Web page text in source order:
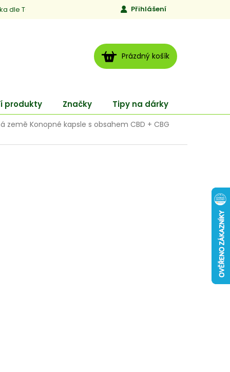
dle TCM Jen to, čemu věříme
Přihlášení
NÁKUPNÍ
KOŠÍK
Prázdný košík
produkty Značky Tipy na dárky
země Konopné kapsle s obsahem CBD + CBG